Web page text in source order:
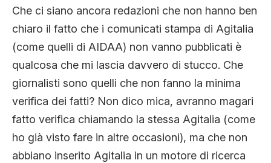
Che ci siano ancora redazioni che non hanno ben
chiaro il fatto che i comunicati stampa di Agitalia
(come quelli di AIDAA) non vanno pubblicati è
qualcosa che mi lascia davvero di stucco. Che
giornalisti sono quelli che non fanno la minima
verifica dei fatti? Non dico mica, avranno magari
fatto verifica chiamando la stessa Agitalia (come
ho già visto fare in altre occasioni), ma che non
abbiano inserito Agitalia in un motore di ricerca